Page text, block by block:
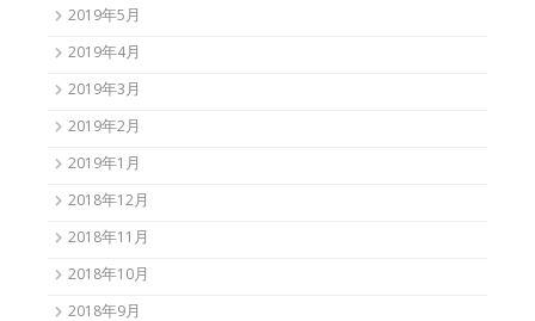
2019年5月
2019年4月
2019年3月
2019年2月
2019年1月
2018年12月
2018年11月
2018年10月
2018年9月